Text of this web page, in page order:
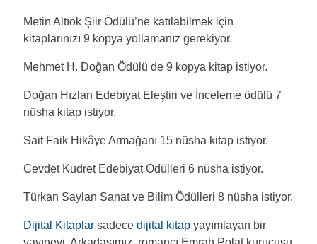
Metin Altıok Şiir Ödülü’ne katılabilmek için
kitaplarınızı 9 kopya yollamanız gerekiyor.
Mehmet H. Doğan Ödülü de 9 kopya kitap istiyor.
Doğan Hızlan Edebiyat Eleştiri ve İnceleme ödülü 7
nüsha kitap istiyor.
Sait Faik Hikâye Armağanı 15 nüsha kitap istiyor.
Cevdet Kudret Edebiyat Ödülleri 6 nüsha istiyor.
Türkan Saylan Sanat ve Bilim Ödülleri 8 nüsha istiyor.
Dijital Kitaplarsadece dijital kitapyayımlayan bir